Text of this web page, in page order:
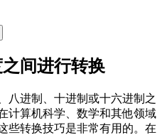
间进行转换
八进制、十进制或十六进制之
计算机科学、数学和其他领域
些转换技巧是非常有用的。在